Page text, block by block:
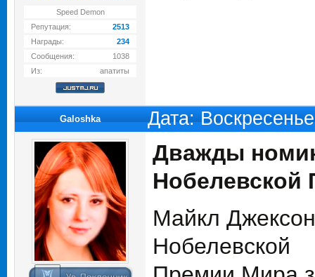
Speed Demon
Репутация:
2513
Награды:
234
Сообщения:
1038
Из:
апатиты
Galoshka Дата:
Дважды
Майкл
Нобелевской